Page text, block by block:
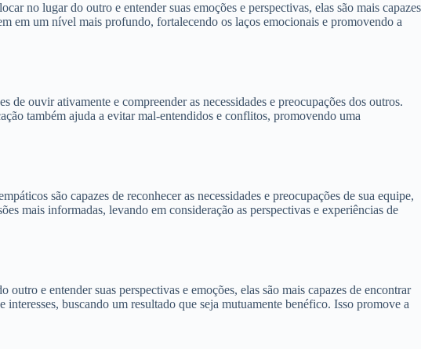
no lugar do outro e entender suas emoções e perspectivas, elas são mais capazes
em um nível mais profundo, fortalecendo os laços emocionais e promovendo a
de ouvir ativamente e compreender as necessidades e preocupações dos outros.
também ajuda a evitar mal-entendidos e conflitos, promovendo uma
são capazes de reconhecer as necessidades e preocupações de sua equipe,
mais informadas, levando em consideração as perspectivas e experiências de
e entender suas perspectivas e emoções, elas são mais capazes de encontrar
buscando um resultado que seja mutuamente benéfico. Isso promove a